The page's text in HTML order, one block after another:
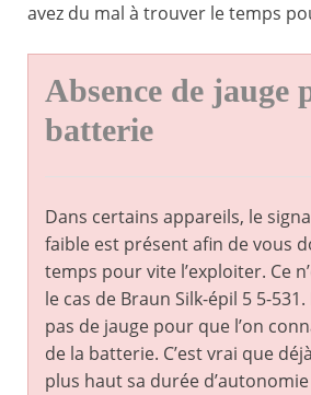
avez du mal à trouver le temps
Absence de jauge
batterie
Dans certains appareils, le
faible est présent afin de vous
temps pour vite l’exploiter. Ce
le cas de Braun Silk-épil 5 5-
pas de jauge pour que l’on
de la batterie. C’est vrai que
plus haut sa durée d’autonomie